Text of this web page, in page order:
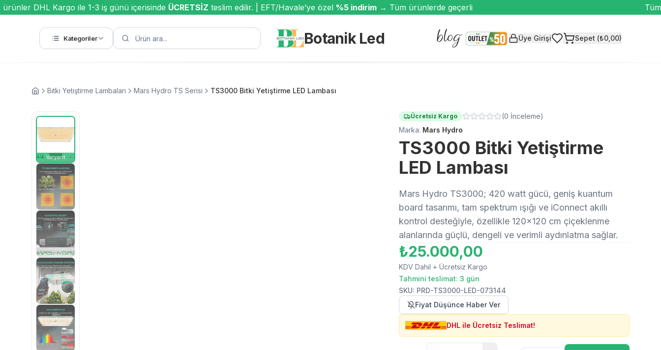
DHL Kargo ile 1-3 iş günü içerisindeÜCRETSİZteslim edilir. | EFT/Havale’ye özel%5 indirim→ Tüm ürünlerde geçerli Tüm
Kategoriler Botanik Led Üye Girişi Sepet (₺0,00)
Bitki Yetiştirme Lambaları Mars Hydro TS Serisi TS3000 Bitki Yetiştirme LED Lambası
Varyant
Ücretsiz Kargo (0 İnceleme)
Marka: Mars Hydro
TS3000 Bitki Yetiştirme
LED Lambası
Mars Hydro TS3000; 420 watt gücü, geniş kuantum
board tasarımı, tam spektrum ışığı ve iConnect akıllı
kontrol desteğiyle, özellikle 120x120 cm çiçeklenme
alanlarında güçlü, dengeli ve verimli aydınlatma sağlar.
₺25.000,00
KDV Dahil + Ücretsiz Kargo
Tahmini teslimat: 3 gün
SKU: PRD-TS3000-LED-073144
Fiyat Düşünce Haber Ver
DHL ile Ücretsiz Teslimat!